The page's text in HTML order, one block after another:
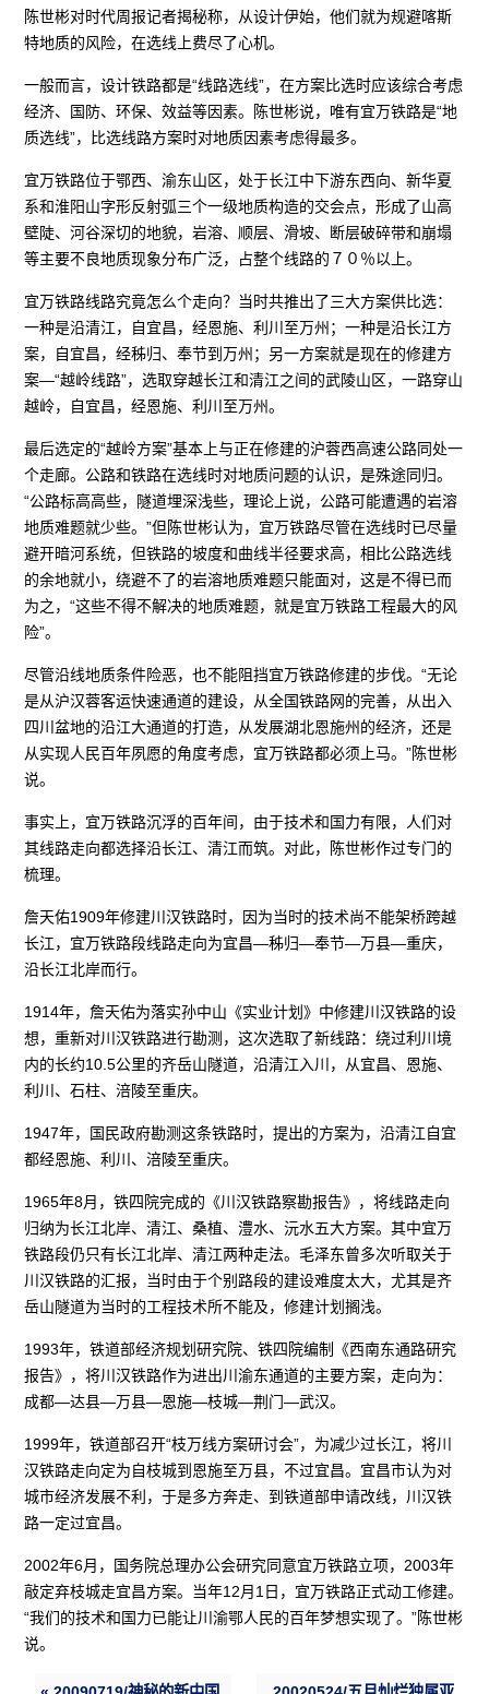
陈世彬对时代周报记者揭秘称，从设计伊始，他们就为规避喀斯
特地质的风险，在选线上费尽了心机。
一般而言，设计铁路都是“线路选线”，在方案比选时应该综合考虑
经济、国防、环保、效益等因素。陈世彬说，唯有宜万铁路是“地
质选线”，比选线路方案时对地质因素考虑得最多。
宜万铁路位于鄂西、渝东山区，处于长江中下游东西向、新华夏
系和淮阳山字形反射弧三个一级地质构造的交会点，形成了山高
壁陡、河谷深切的地貌，岩溶、顺层、滑坡、断层破碎带和崩塌
等主要不良地质现象分布广泛，占整个线路的７０％以上。
宜万铁路线路究竟怎么个走向？当时共推出了三大方案供比选：
一种是沿清江，自宜昌，经恩施、利川至万州；一种是沿长江方
案，自宜昌，经秭归、奉节到万州；另一方案就是现在的修建方
案—“越岭线路”，选取穿越长江和清江之间的武陵山区，一路穿山
越岭，自宜昌，经恩施、利川至万州。
最后选定的“越岭方案”基本上与正在修建的沪蓉西高速公路同处一
个走廊。公路和铁路在选线时对地质问题的认识，是殊途同归。
“公路标高高些，隧道埋深浅些，理论上说，公路可能遭遇的岩溶
地质难题就少些。”但陈世彬认为，宜万铁路尽管在选线时已尽量
避开暗河系统，但铁路的坡度和曲线半径要求高，相比公路选线
的余地就小，绕避不了的岩溶地质难题只能面对，这是不得已而
为之，“这些不得不解决的地质难题，就是宜万铁路工程最大的风
险”。
尽管沿线地质条件险恶，也不能阻挡宜万铁路修建的步伐。“无论
是从沪汉蓉客运快速通道的建设，从全国铁路网的完善，从出入
四川盆地的沿江大通道的打造，从发展湖北恩施州的经济，还是
从实现人民百年夙愿的角度考虑，宜万铁路都必须上马。”陈世彬
说。
事实上，宜万铁路沉浮的百年间，由于技术和国力有限，人们对
其线路走向都选择沿长江、清江而筑。对此，陈世彬作过专门的
梳理。
詹天佑1909年修建川汉铁路时，因为当时的技术尚不能架桥跨越
长江，宜万铁路段线路走向为宜昌—秭归—奉节—万县—重庆，
沿长江北岸而行。
1914年，詹天佑为落实孙中山《实业计划》中修建川汉铁路的设
想，重新对川汉铁路进行勘测，这次选取了新线路：绕过利川境
内的长约10.5公里的齐岳山隧道，沿清江入川，从宜昌、恩施、
利川、石柱、涪陵至重庆。
1947年，国民政府勘测这条铁路时，提出的方案为，沿清江自宜
都经恩施、利川、涪陵至重庆。
1965年8月，铁四院完成的《川汉铁路察勘报告》，将线路走向
归纳为长江北岸、清江、桑植、澧水、沅水五大方案。其中宜万
铁路段仍只有长江北岸、清江两种走法。毛泽东曾多次听取关于
川汉铁路的汇报，当时由于个别路段的建设难度太大，尤其是齐
岳山隧道为当时的工程技术所不能及，修建计划搁浅。
1993年，铁道部经济规划研究院、铁四院编制《西南东通路研究
报告》，将川汉铁路作为进出川渝东通道的主要方案，走向为：
成都—达县—万县—恩施—枝城—荆门—武汉。
1999年，铁道部召开“枝万线方案研讨会”，为减少过长江，将川
汉铁路走向定为自枝城到恩施至万县，不过宜昌。宜昌市认为对
城市经济发展不利，于是多方奔走、到铁道部申请改线，川汉铁
路一定过宜昌。
2002年6月，国务院总理办公会研究同意宜万铁路立项，2003年
敲定弃枝城走宜昌方案。当年12月1日，宜万铁路正式动工修建。
“我们的技术和国力已能让川渝鄂人民的百年梦想实现了。”陈世彬
说。